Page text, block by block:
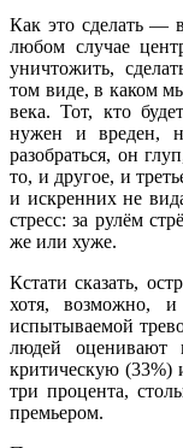
Как это сделать —
любом случае
уничтожить,
том виде, в каком
века. Тот, кто
нужен и вреден,
разобраться, он
то, и другое, и
и искренних не
стресс: за рулём
же или хуже.
Кстати сказать,
хотя, возможно,
испытываемой
людей оценивают
критическую
три процента,
премьером.